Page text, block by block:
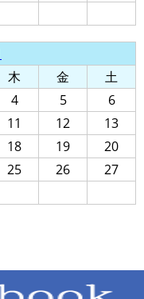
木 金
土
4 5
6
11 12
13
18 19
20
25 26
27